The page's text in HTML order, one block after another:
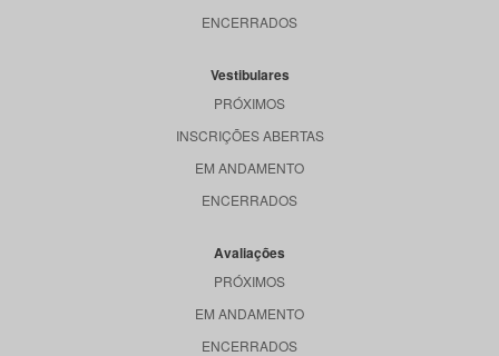
ENCERRADOS
Vestibulares
PRÓXIMOS
INSCRIÇÕES ABERTAS
EM ANDAMENTO
ENCERRADOS
Avaliações
PRÓXIMOS
EM ANDAMENTO
ENCERRADOS